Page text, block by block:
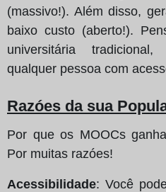
(massivo!). Além disso,
baixo custo (aberto!).
universitária
qualquer pessoa com
Razóes da sua
Por que os MOOCs
Por muitas razóes!
Acessibilidade: Você